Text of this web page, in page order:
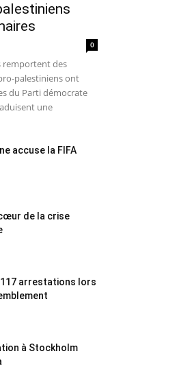
0
remportent des
palestiniens ont
du Parti démocrate
une
accuse la FIFA
de la crise
arrestations lors
à Stockholm